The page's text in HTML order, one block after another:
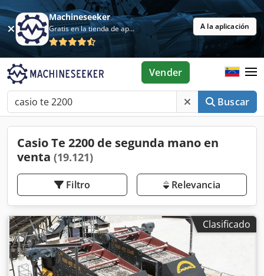
Machineseeker
Gratis en la tienda de aplicaciones A la aplicación
Buscar
Vender
Casio Te 2200 de segunda mano en
venta (19.121)
Filtro Relevancia
Clasificado